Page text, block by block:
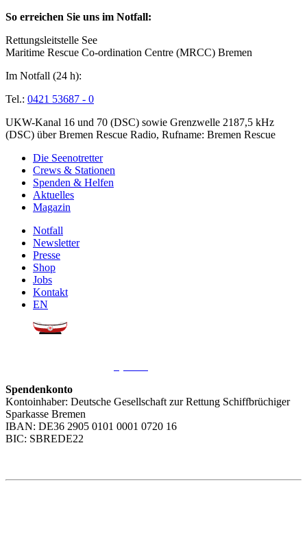
So erreichen Sie uns im Notfall:
Rettungsleitstelle See
Maritime Rescue Co-ordination Centre (MRCC) Bremen
Im Notfall (24 h):
Tel.: 0421 53687 - 0
UKW-Kanal 16 und 70 (DSC) sowie Grenzwelle 2187,5 kHz
(DSC) über Bremen Rescue Radio, Rufname: Bremen Rescue
Die Seenotretter
Crews & Stationen
Spenden & Helfen
Aktuelles
Magazin
Notfall
Newsletter
Presse
Shop
Jobs
Kontakt
EN
Spendenkonto
Kontoinhaber: Deutsche Gesellschaft zur Rettung Schiffbrüchiger
Sparkasse Bremen
IBAN: DE36 2905 0101 0001 0720 16
BIC: SBREDE22